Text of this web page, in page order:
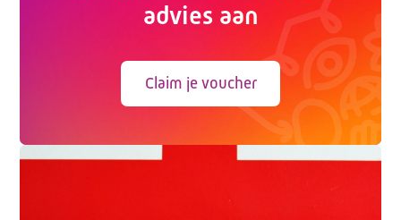
advies aan
Claim je voucher